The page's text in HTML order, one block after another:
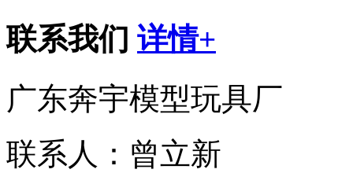
联系我们 详情+
广东奔宇模型玩具厂
联系人：曾立新